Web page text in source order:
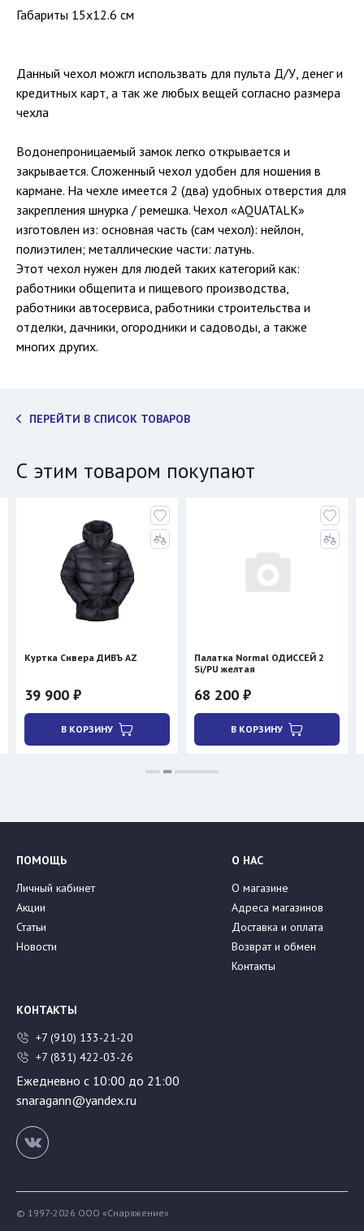
Габариты 15x12.6 см
Данный чехол можгл использвать для пульта Д/У, денег и
кредитных карт, а так же любых вещей согласно размера
чехла
Водонепроницаемый замок легко открывается и
закрывается. Сложенный чехол удобен для ношения в
кармане. На чехле имеется 2 (два) удобных отверстия для
закрепления шнурка / ремешка. Чехол «AQUATALK»
изготовлен из: основная часть (сам чехол): нейлон,
полиэтилен; металлические части: латунь.
Этот чехол нужен для людей таких категорий как:
работники общепита и пищевого производства,
работники автосервиса, работники строительства и
отделки, дачники, огородники и садоводы, а также
многих других.
ПЕРЕЙТИ В СПИСОК ТОВАРОВ
С этим товаром покупают
Куртка Сивера ДИВЪ AZ
39 900 ₽
В КОРЗИНУ
Палатка Normal ОДИССЕЙ 2
Si/PU желтая
68 200 ₽
В КОРЗИНУ
ПОМОЩЬ
Личный кабинет
Акции
Статьи
Новости
О НАС
О магазине
Адреса магазинов
Доставка и оплата
Возврат и обмен
Контакты
КОНТАКТЫ
+7 (910) 133-21-20
+7 (831) 422-03-26
Ежедневно с 10:00 до 21:00
snaragann@yandex.ru
© 1997-2026 ООО «Снаряжение»